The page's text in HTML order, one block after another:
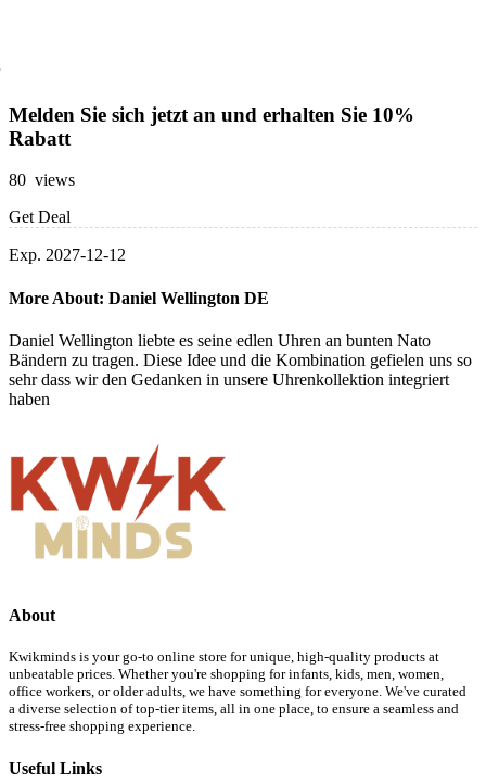
Melden Sie sich jetzt an und erhalten Sie 10%
Rabatt
80 views
Get Deal
Exp. 2027-12-12
More About: Daniel Wellington DE
Daniel Wellington liebte es seine edlen Uhren an bunten Nato
Bändern zu tragen. Diese Idee und die Kombination gefielen uns so
sehr dass wir den Gedanken in unsere Uhrenkollektion integriert
haben
About
Kwikminds is your go-to online store for unique, high-quality products at
unbeatable prices. Whether you're shopping for infants, kids, men, women,
office workers, or older adults, we have something for everyone. We've curated
a diverse selection of top-tier items, all in one place, to ensure a seamless and
stress-free shopping experience.
Useful Links